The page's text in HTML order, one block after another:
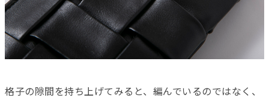
格子の隙間を持ち上げてみると、編んでいるのではなく、